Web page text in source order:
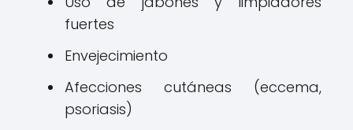
fuertes
Envejecimiento
Afecciones cutáneas (eccema,
psoriasis)